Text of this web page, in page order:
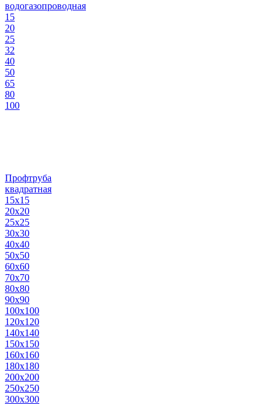
водогазопроводная
15
20
25
32
40
50
65
80
100
Профтруба
квадратная
15х15
20х20
25х25
30х30
40х40
50х50
60х60
70х70
80х80
90х90
100х100
120х120
140х140
150х150
160х160
180х180
200х200
250х250
300х300